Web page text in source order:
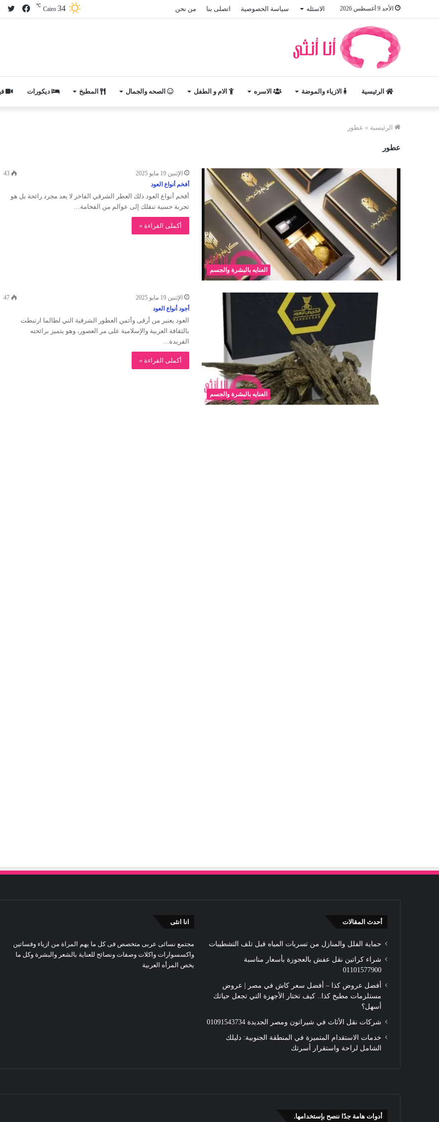
الأحد 9 أغسطس 2026 الاسئله سياسة الخصوصية اتصلى بنا من نحن Cairo 34
℃
الرئيسية الازياء والموضة الاسره الام و الطفل الصحه والجمال المطبخ ديكورات
الرئيسية » عطور
عطور
العنايه بالبشرة والجسم
الإثنين 19 مايو 2025
43
أفخم أنواع العود
أفخم أنواع العود ذلك العطر الشرقي الفاخر لا يعد مجرد رائحة بل هو
تجربة حسية تنقلك إلى عوالم من الفخامة…
أكملى القراءة »
العنايه بالبشرة والجسم
الإثنين 19 مايو 2025
47
أجود أنواع العود
العود يعتبر من أرقى وأثمن العطور الشرقية التي لطالما ارتبطت
بالثقافة العربية والإسلامية على مر العصور، وهو يتميز برائحته
الفريدة…
أكملى القراءة »
أحدث المقالات
حماية الفلل والمنازل من تسربات المياه قبل تلف التشطيبات
شراء كراتين نقل عفش بالعجوزة بأسعار مناسبة
01101577900
أفضل عروض كذا – أفضل سعر كاش في مصر | عروض
مستلزمات مطبخ كذا.. كيف تختار الأجهزة التي تجعل حياتك
أسهل؟
شركات نقل الأثاث في شيراتون ومصر الجديدة 01091543734
خدمات الاستقدام المتميزة في المنطقة الجنوبية: دليلك
الشامل لراحة واستقرار أسرتك
انا انثى
مجتمع نسائى عربى متخصص فى كل ما يهم المراة من ازياء وفساتين
واكسسوارات واكلات وصفات ونصائح للعناية بالشعر والبشرة وكل ما
يخص المرأه العربية
أدوات هامة جدًا ننصح بإستخدامها.